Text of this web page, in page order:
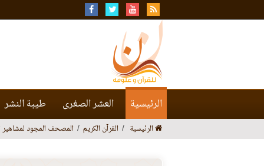
الرئيسية العشر الصغرى طيبة النشر
الرئيسية القرآن الكريم المصحف المجود لمشاهير